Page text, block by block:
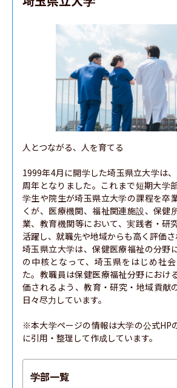
人とつながる、人を育てる
1999年4月に開学した埼玉県立大学は
周年となりました。これまで短期大学
学生や院生が埼玉県立大学の課程を卒
くが、医療機関、福祉関連施設、保健
業、教育機関等において、実践者・研
活躍し、就職先や地域からも高く評価さ
埼玉県立大学は、保健医療福祉の分野
の中核となって、埼玉県をはじめ社
た。教職員は保健医療福祉分野におけ
価されるよう、教育・研究・地域貢献
日々尽力しています。
※本大学ページの情報は大学の公式HP
に引用・整理して作成しています。
学部一覧